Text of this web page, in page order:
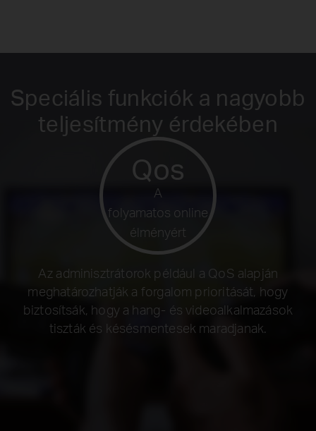
Speciális funkciók a nagyobb
teljesítmény érdekében
Qos
A
folyamatos online
élményért
Az adminisztrátorok például a QoS alapján
meghatározhatják a forgalom prioritását, hogy
biztosítsák, hogy a hang- és videoalkalmazások
tiszták és késésmentesek maradjanak.